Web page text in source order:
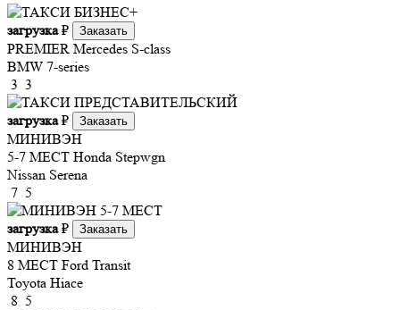
загрузка₽ Заказать
PREMIER Mercedes S-class
BMW 7-series
3 3
загрузка₽ Заказать
МИНИВЭН
5-7 МЕСТ Honda Stepwgn
Nissan Serena
7 5
загрузка₽ Заказать
МИНИВЭН
8 МЕСТ Ford Transit
Toyota Hiace
8 5